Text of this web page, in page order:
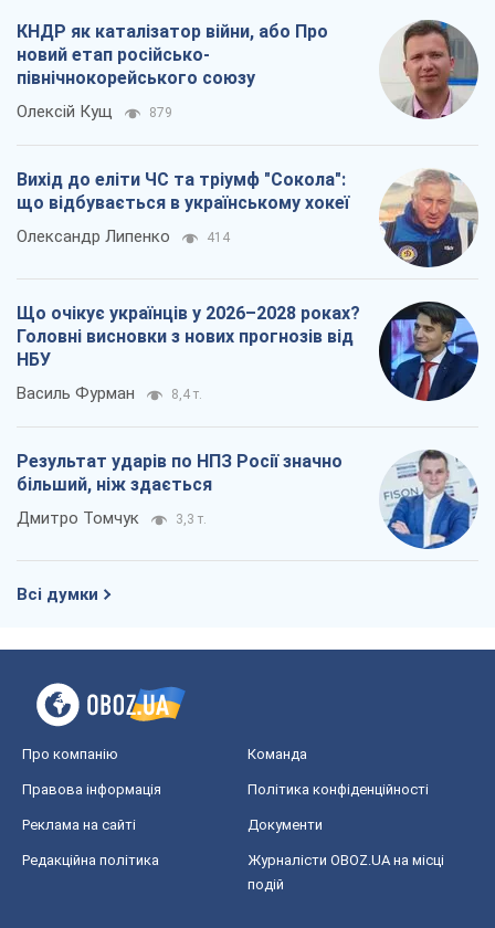
КНДР як каталізатор війни, або Про
новий етап російсько-
північнокорейського союзу
Олексій Кущ 879
Вихід до еліти ЧС та тріумф "Сокола":
що відбувається в українському хокеї
Олександр Липенко 414
Що очікує українців у 2026–2028 роках?
Головні висновки з нових прогнозів від
НБУ
Василь Фурман 8,4 т.
Результат ударів по НПЗ Росії значно
більший, ніж здається
Дмитро Томчук 3,3 т.
Всі думки
Про компанію Команда
Правова інформація Політика конфіденційності
Реклама на сайті Документи
Редакційна політика
Журналісти OBOZ.UA на місці
подій